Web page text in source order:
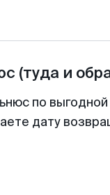
(туда и
по
дату